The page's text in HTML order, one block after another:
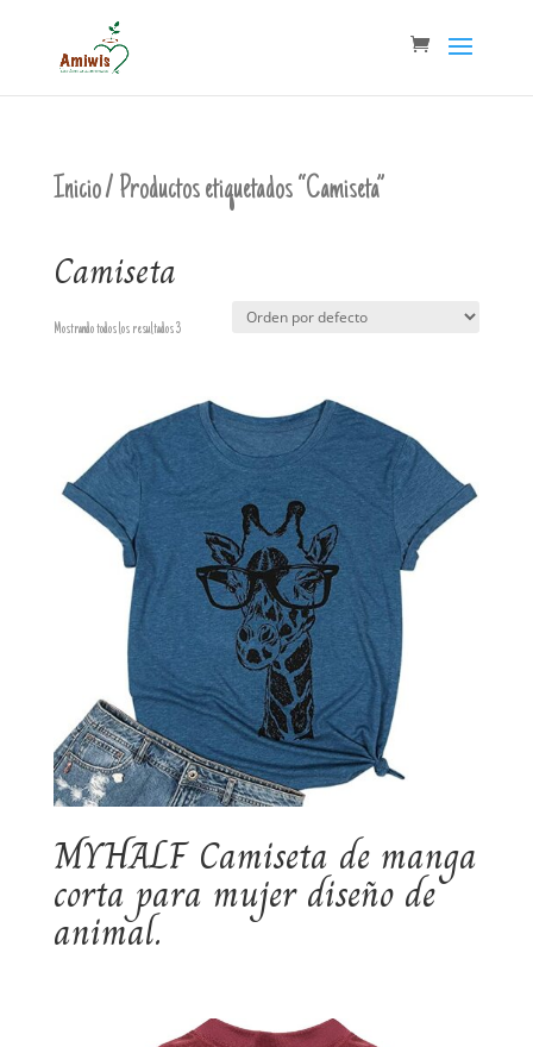
Inicio/ Productos etiquetados “Camiseta”
Camiseta
Mostrando todos los resultados 3
MYHALF Camiseta de manga
corta para mujer diseño de
animal.